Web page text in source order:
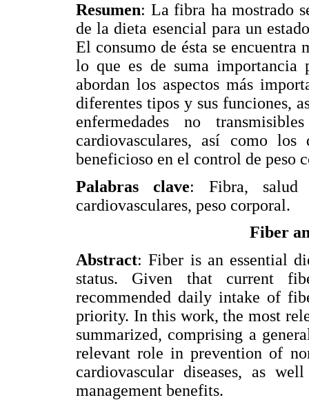
Resumen: La fibra ha mostrado
de la dieta esencial para un
El consumo de ésta se encuentra
lo que es de suma importancia
abordan los aspectos más
diferentes tipos y sus funciones,
enfermedades no
cardiovasculares, así como los
beneficioso en el control de peso
Palabras clave: Fibra, salud
cardiovasculares, peso corporal.
Fiber
Abstract: Fiber is an essential
status. Given that current
recommended daily intake of
priority. In this work, the most
summarized, comprising a
relevant role in prevention of
cardiovascular diseases, as
management benefits.